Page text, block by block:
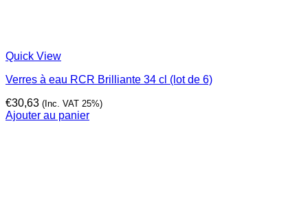
Quick View
Verres à eau RCR Brilliante 34 cl (lot de 6)
€30,63 (Inc. VAT 25%)
Ajouter au panier